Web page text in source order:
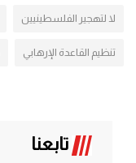
لا لتهجير الفلسطينيين
تنظيم القاعدة الإرهابي
تابعنا